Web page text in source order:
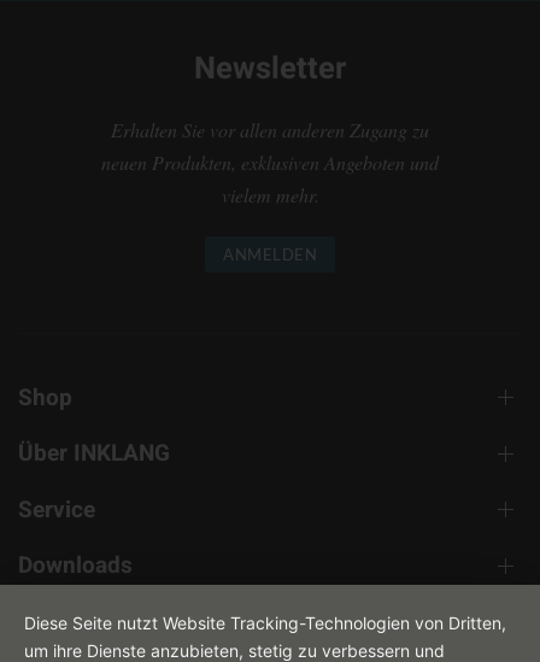
Newsletter
Erhalten Sie vor allen anderen Zugang zu
neuen Produkten, exklusiven Angeboten und
vielem mehr.
ANMELDEN
Shop
Über INKLANG
Service
Downloads
Kontakt
Diese Seite nutzt Website Tracking-Technologien von Dritten,
um ihre Dienste anzubieten, stetig zu verbessern und